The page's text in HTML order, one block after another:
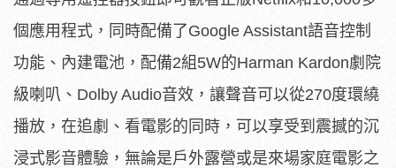
個應用程式，同時配備了Google Assistant語音控制
功能、內建電池，配備2組5W的Harman Kardon劇院
級喇叭、Dolby Audio音效，讓聲音可以從270度環繞
播放，在追劇、看電影的同時，可以享受到震撼的沉
浸式影音體驗，無論是戶外露營或是來場家庭電影之